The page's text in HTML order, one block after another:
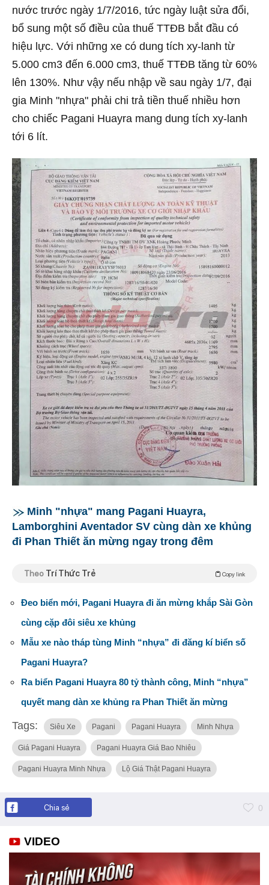
nước trước ngày 1/7/2016, tức ngày luật sửa đổi,
bổ sung một số điều của thuế TTĐB bắt đầu có
hiệu lực. Với những xe có dung tích xy-lanh từ
5.000 cm3 đến 6.000 cm3, thuế TTĐB tăng từ 60%
lên 130%. Như vậy nếu nhập về sau ngày 1/7, đại
gia Minh "nhựa" phải chi trả tiền thuế nhiều hơn
cho chiếc Pagani Huayra mang dung tích xy-lanh
tới 6 lít.
Minh "nhựa" mang Pagani Huayra,
Lamborghini Aventador SV cùng dàn xe khủng
đi Phan Thiết ăn mừng ngay trong đêm
Theo Trí Thức Trẻ Copy link
Đeo biển mới, Pagani Huayra đi ăn mừng khắp Sài Gòn
cùng cặp đôi siêu xe khủng
Mẫu xe nào tháp tùng Minh “nhựa” đi đăng kí biển số
Pagani Huayra?
Ra biển Pagani Huayra 80 tỷ thành công, Minh “nhựa”
quyết mang dàn xe khủng ra Phan Thiết ăn mừng
Tags: Siêu Xe Pagani Pagani Huayra Minh Nhựa
Giá Pagani Huayra Pagani Huayra Giá Bao Nhiêu
Pagani Huayra Minh Nhựa Lộ Giá Thật Pagani Huayra
Chia sẻ 0
VIDEO